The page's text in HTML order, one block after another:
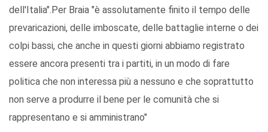
dell'Italia".Per Braia "è assolutamente finito il tempo delle
prevaricazioni, delle imboscate, delle battaglie interne o dei
colpi bassi, che anche in questi giorni abbiamo registrato
essere ancora presenti tra i partiti, in un modo di fare
politica che non interessa più a nessuno e che soprattutto
non serve a produrre il bene per le comunità che si
rappresentano e si amministrano"